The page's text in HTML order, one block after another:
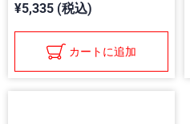
¥5,335 (税込)
カートに追加